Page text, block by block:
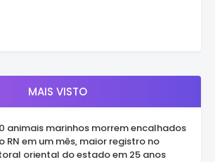
MAIS VISTO
animais marinhos morrem encalhados
RN em um mês, maior registro no
oriental do estado em 25 anos